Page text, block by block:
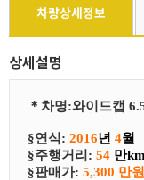
차량상세정보
상세설명
＊ 차명:와이드캡
§연식: 2016년 4월
§​주행거리: 54 만km
§​판매가: 5,300 만원